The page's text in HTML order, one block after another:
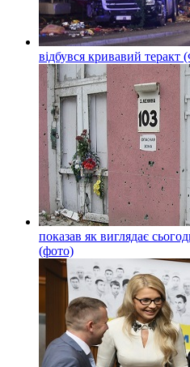
відбувся кривавий
показав як виглядає
(фото)